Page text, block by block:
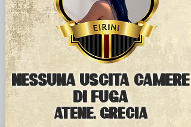
NESSUNA USCITA CAMERE
DI FUGA
ATENE, GRECIA